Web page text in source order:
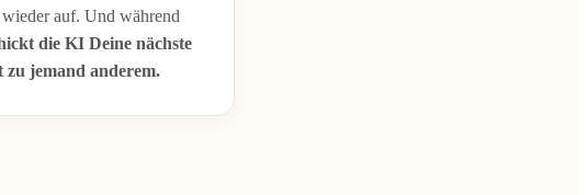
auf. Und während
die KI Deine nächste
zu jemand anderem.